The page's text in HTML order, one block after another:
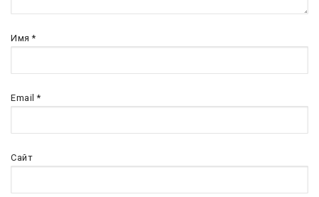
Имя*
Email*
Сайт